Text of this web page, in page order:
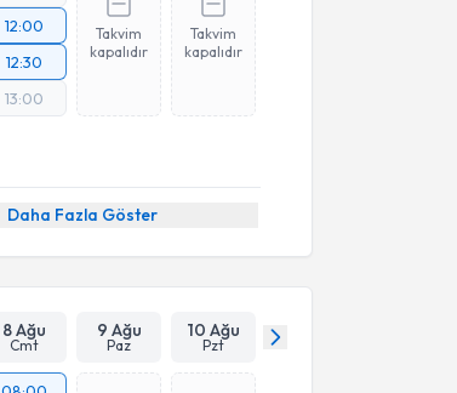
12:00
12:30
13:00
Takvim
kapalıdır
Takvim
kapalıdır
Daha Fazla Göster
8 Ağu
Cmt
9 Ağu
Paz
10 Ağu
Pzt